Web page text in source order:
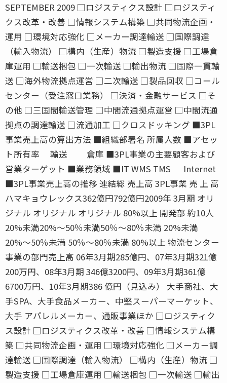
SEPTEMBER 2009 □ロジスティクス設計 □ロジスティ
クス改革・改善 □情報システム構築 □共同物流企画・
運用 □環境対応強化 □メーカー調達輸送 □国際調達
（輸入物流） □構内（生産）物流 □製造支援 □工場倉
庫運用 □輸送梱包 □一次輸送 □輸出物流 □国際一貫輸
送 □海外物流拠点運営 □二次輸送 □製品回収 □コール
センター（受注窓口業務） □決済・金融サービス □そ
の他 □三国間輸送管理 □中間流通拠点運営 □中間流通
拠点の調達輸送 □流通加工 □クロスドッキング ■3PL
事業売上高の算出方法 ■組織部署名 所属人数 ■アセッ
ト所有率 輸送 倉庫 ■3PL事業の主要顧客および
営業ターゲット ■業務領域 ■IT WMS TMS Internet
■3PL事業売上高の推移 連結総 売上高 3PL事業 売 上 高
ハマキョウレックス362億円792億円2009年 3月期 オリ
ジナル オリジナル オリジナル 80%以上 開発部 約10人
20%未満20%〜50％未満50％〜80％未満 20%未満
20%〜50％未満 50％〜80％未満 80%以上 物流センター
事業の部門売上高 06年3月期285億円、07年3月期321億
200万円、08年3月期 346億3200円、09年3月期361億
6700万円、10年3月期386 億円（見込み） 大手商社、大
手SPA、大手食品メーカー、中堅スーパーマーケット、
大手 アパレルメーカー、通販事業ほか □ロジスティク
ス設計 □ロジスティクス改革・改善 □情報システム構
築 □共同物流企画・運用 □環境対応強化 □メーカー調
達輸送 □国際調達（輸入物流） □構内（生産）物流 □
製造支援 □工場倉庫運用 □輸送梱包 □一次輸送 □輸出